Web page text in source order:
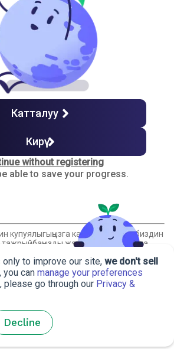
жана климат
инструменттер
алуу
Катталуу
Кирүү
without registering
able to save your progress.
купуялыгыңызга кам көрөт жана биздин
жакшыртуу үчүн гана
качан сатпайбыз же бөлүшпөйбүз,
менен дайынсыз байланышпайбыз.
to improve our site, we don't sell
you can manage your preferences
please go through our Privacy &
Decline